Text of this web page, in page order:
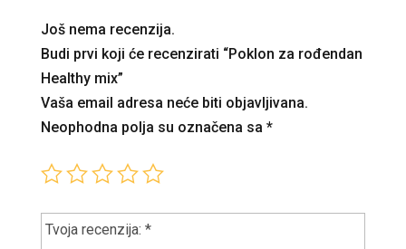
Još nema recenzija.
Budi prvi koji će recenzirati “Poklon za rođendan
Healthy mix”
Vaša email adresa neće biti objavljivana.
Neophodna polja su označena sa *